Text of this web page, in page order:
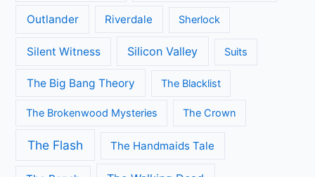
Outlander Riverdale Sherlock
Silent Witness Silicon Valley Suits
The Big Bang Theory The Blacklist
The Brokenwood Mysteries The Crown
The Flash The Handmaids Tale